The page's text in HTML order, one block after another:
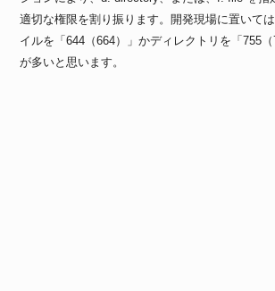
適切な権限を割り振ります。開発現場に置いて
イルを「644（664）」かディレクトリを「755
が多いと思います。